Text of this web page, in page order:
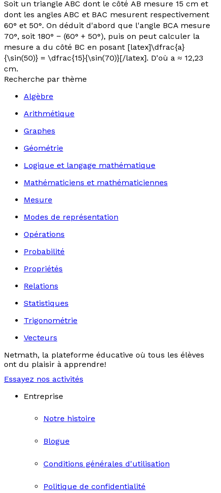
Soit un triangle ABC dont le côté AB mesure 15 cm et
dont les angles ABC et BAC mesurent respectivement
60° et 50°. On déduit d'abord que l'angle BCA mesure
70°, soit 180° − (60° + 50°), puis on peut calculer la
mesure a du côté BC en posant [latex]\dfrac{a}
{\sin(50)} = \dfrac{15}{\sin(70)}[/latex]. D'où a ≈ 12,23
cm.
Recherche par thème
Algèbre
Arithmétique
Graphes
Géométrie
Logique et langage mathématique
Mathématiciens et mathématiciennes
Mesure
Modes de représentation
Opérations
Probabilité
Propriétés
Relations
Statistiques
Trigonométrie
Vecteurs
Netmath, la plateforme éducative où tous les élèves
ont du plaisir à apprendre!
Essayez nos activités
Entreprise
Notre histoire
Blogue
Conditions générales d'utilisation
Politique de confidentialité